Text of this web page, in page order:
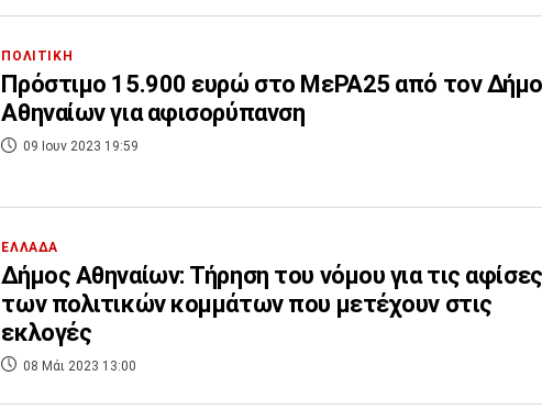
ΠΟΛΙΤΙΚΗ
Πρόστιμο 15.900 ευρώ στο ΜεΡΑ25 από τον Δήμο
Αθηναίων για αφισορύπανση
09 Ιουν 2023 19:59
ΕΛΛΑΔΑ
Δήμος Αθηναίων: Τήρηση του νόμου για τις αφίσες
των πολιτικών κομμάτων που μετέχουν στις
εκλογές
08 Μάι 2023 13:00